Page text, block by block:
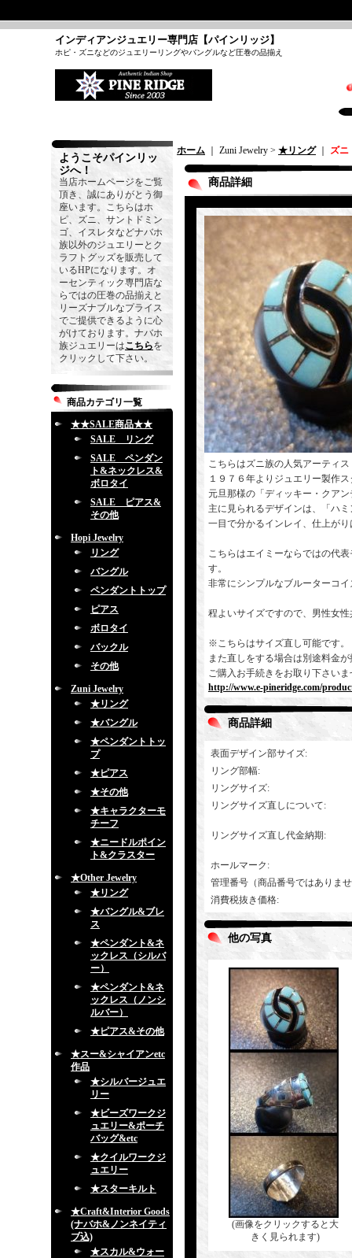
インディアンジュエリー専門店【パインリッジ】
ホピ・ズニなどのジュエリーリングやバングルなど圧巻の品揃え
ようこそパインリッ
ジへ！
当店ホームページをご覧
頂き、誠にありがとう御
座います。こちらはホ
ピ、ズニ、サントドミン
ゴ、イスレタなどナバホ
族以外のジュエリーとク
ラフトグッズを販売して
いるHPになります。オ
ーセンティック専門店な
らではの圧巻の品揃えと
リーズナブルなプライス
でご提供できるように心
がけております。ナバホ
族ジュエリーはこちらを
クリックして下さい。
商品カテゴリ一覧
★★SALE商品★★
SALE リング
SALE ペンダン
ト&ネックレス&
ボロタイ
SALE ピアス&
その他
Hopi Jewelry
リング
バングル
ペンダントトップ
ピアス
ボロタイ
バックル
その他
Zuni Jewelry
★リング
★バングル
★ペンダントトッ
プ
★ピアス
★その他
★キャラクターモ
チーフ
★ニードルポイン
ト&クラスター
★Other Jewelry
★リング
★バングル&ブレ
ス
★ペンダント&ネ
ックレス（シルバ
ー）
★ペンダント&ネ
ックレス（ノンシ
ルバー）
★ピアス&その他
★スー&シャイアンetc
作品
★シルバージュエ
リー
★ビーズワークジ
ュエリー&ポーチ
バッグ&etc
★クイルワークジ
ュエリー
★スターキルト
★Craft&Interior Goods
(ナバホ&ノンネイティ
ブ込)
★スカル&ウォー
ホーム ｜ Zuni Jewelry > ★リング｜ ズ
商品詳細
こちらはズニ族の人気アーティ
１９７６年よりジュエリー製作
元旦那様の「ディッキー・クア
主に見られるデザインは、「ハ
一目で分かるインレイ、仕上が
こちらはエイミーならではの代
す。
非常にシンプルなブルーターコ
程よいサイズですので、男性女
※こちらはサイズ直し可能です
また直しをする場合は別途料金
ご購入お手続きをお取り下さいま
http://www.e-pineridge.com/
商品詳細
表面デザイン部サイズ:
リング部幅:
リングサイズ:
リングサイズ直しについて:
リングサイズ直し代金納期:
ホールマーク :
管理番号（商品番号ではありま
消費税抜き価格:
他の写真
(画像をクリックすると大
きく見られます)